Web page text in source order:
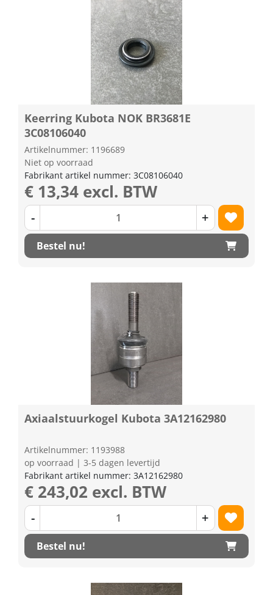
Keerring Kubota NOK BR3681E
3C08106040
Artikelnummer: 1196689
Niet op voorraad
Fabrikant artikel nummer: 3C08106040
€ 13,34 excl. BTW
- +
Bestel nu!
Axiaalstuurkogel Kubota 3A12162980
Artikelnummer: 1193988
op voorraad | 3-5 dagen levertijd
Fabrikant artikel nummer: 3A12162980
€ 243,02 excl. BTW
- +
Bestel nu!